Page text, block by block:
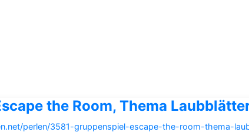
the Room, Thema
perlen/3581-gruppenspiel-escape-the-room-thema-